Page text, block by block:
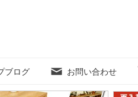
ブログ お問い合わせ